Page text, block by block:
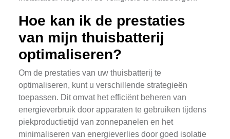
Hoe kan ik de prestaties
van mijn thuisbatterij
optimaliseren?
Om de prestaties van uw thuisbatterij te
optimaliseren, kunt u verschillende strategieën
toepassen. Dit omvat het efficiënt beheren van
energieverbruik door apparaten te gebruiken tijdens
piekproductietijd van zonnepanelen en het
minimaliseren van energieverlies door goed isolatie